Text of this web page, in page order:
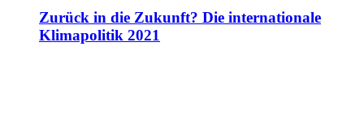
Zurück in die Zukunft? Die internationale
Klimapolitik 2021